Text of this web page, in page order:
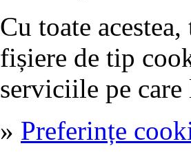
Cu toate
fișiere de tip
serviciile pe
» Preferințe